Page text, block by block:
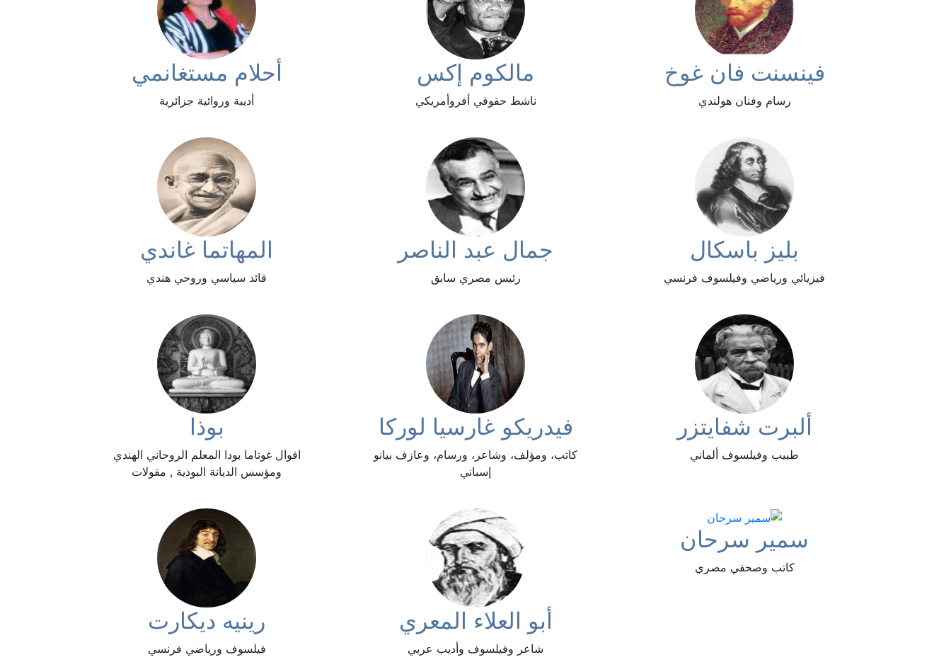
فينسنت فان غوخ
رسام وفنان هولندي
مالكوم إكس
ناشط حقوقي أفروأمريكي
أحلام مستغانمي
أديبة وروائية جزائرية
بليز باسكال
فيزيائي ورياضي وفيلسوف فرنسي
جمال عبد الناصر
رئيس مصري سابق
المهاتما غاندي
قائد سياسي وروحي هندي
ألبرت شفايتزر
طبيب وفيلسوف ألماني
فيدريكو غارسيا لوركا
كاتب، ومؤلف، وشاعر، ورسام، وعازف بيانو
إسباني
بوذا
اقوال غوتاما بودا المعلم الروحاني الهندي
ومؤسس الديانة البوذية , مقولات
سمير سرحان
كاتب وصحفي مصري
أبو العلاء المعري
شاعر وفيلسوف وأديب عربي
رينيه ديكارت
فيلسوف ورياضي فرنسي